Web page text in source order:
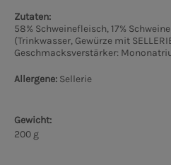
Zutaten:
58% Schweinefleisch, 17%
(Trinkwasser, Gewürze mit
Geschmacksverstärker:
Allergene: Sellerie
Gewicht:
200 g